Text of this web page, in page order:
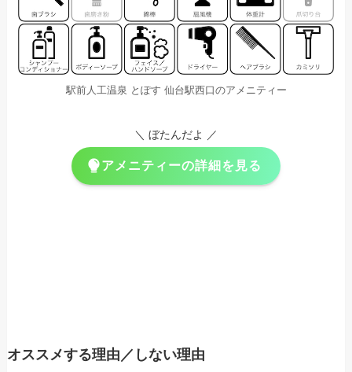
駅前人工温泉 とぽす 仙台駅西口のアメニティー
＼ ぼたんだよ ／
アメニティーの詳細を見る
オススメする理由／しない理由